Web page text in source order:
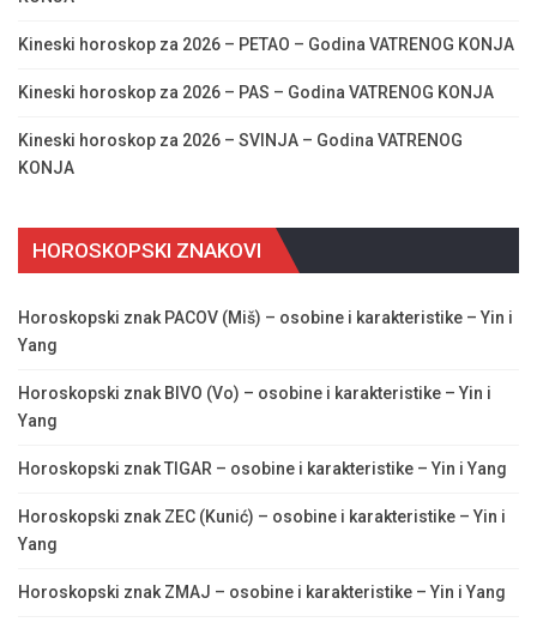
Kineski horoskop za 2026 – PETAO – Godina VATRENOG KONJA
Kineski horoskop za 2026 – PAS – Godina VATRENOG KONJA
Kineski horoskop za 2026 – SVINJA – Godina VATRENOG
KONJA
HOROSKOPSKI ZNAKOVI
Horoskopski znak PACOV (Miš) – osobine i karakteristike – Yin i
Yang
Horoskopski znak BIVO (Vo) – osobine i karakteristike – Yin i
Yang
Horoskopski znak TIGAR – osobine i karakteristike – Yin i Yang
Horoskopski znak ZEC (Kunić) – osobine i karakteristike – Yin i
Yang
Horoskopski znak ZMAJ – osobine i karakteristike – Yin i Yang